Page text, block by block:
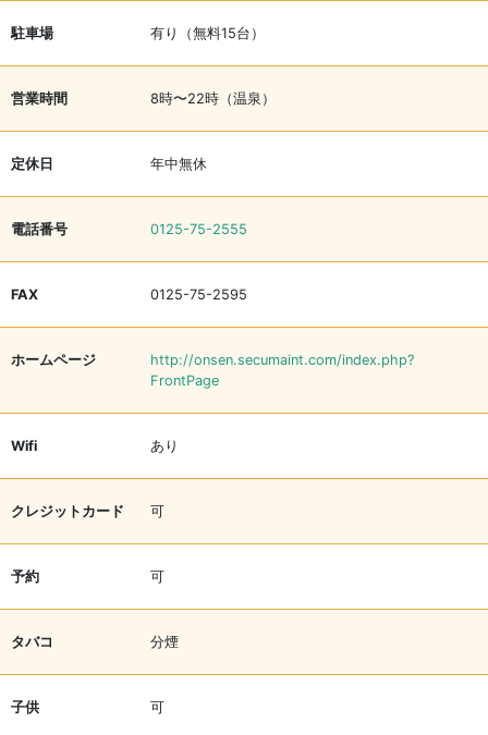
駐車場 有り（無料15台）
営業時間 8時〜22時（温泉）
定休日 年中無休
電話番号 0125-75-2555
FAX 0125-75-2595
ホームページ
http://onsen.secumaint.com/index.php?
FrontPage
Wifi あり
クレジットカード 可
予約 可
タバコ 分煙
子供 可